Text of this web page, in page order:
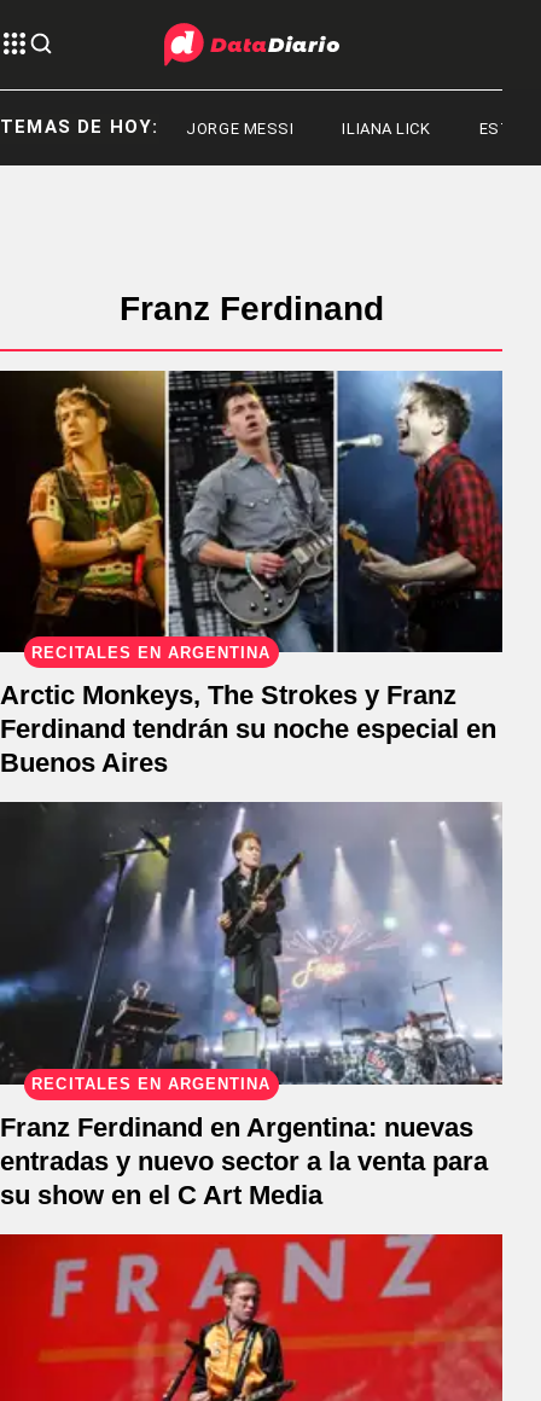
TEMAS DE HOY: JORGE MESSI ILIANA LICK ESTADOS
Franz Ferdinand
RECITALES EN ARGENTINA
Arctic Monkeys, The Strokes y Franz
Ferdinand tendrán su noche especial en
Buenos Aires
RECITALES EN ARGENTINA
Franz Ferdinand en Argentina: nuevas
entradas y nuevo sector a la venta para
su show en el C Art Media